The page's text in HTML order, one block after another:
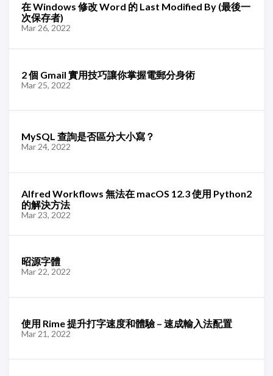
在 Windows 修改 Word 的 Last Modified By (最後一
次保存者)
Mar 26, 2022
2 個 Gmail 實用技巧讓你掌握電郵分身術
Mar 25, 2022
MySQL 查詢是否區分大小寫？
Mar 24, 2022
Alfred Workflows 無法在 macOS 12.3 使用 Python2
的解決方法
Mar 23, 2022
昭源字體
Mar 22, 2022
使用 Rime 提升打字速度和體驗 – 速成輸入法配置
Mar 21, 2022